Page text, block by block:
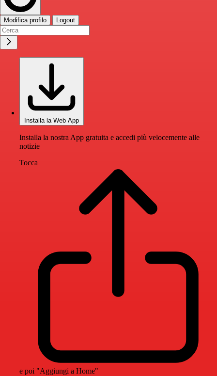
Modifica profilo Logout
Installa la Web App
Installa la nostra App gratuita e accedi più velocemente alle
notizie
Tocca
e poi "Aggiungi a Home"